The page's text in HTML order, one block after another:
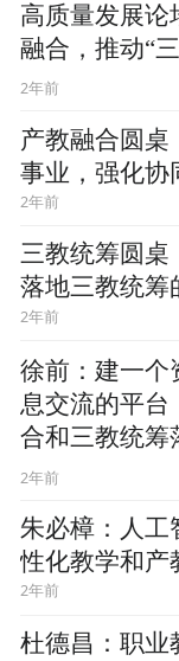
高质量发展论
融合，推动“
2年前
产教融合圆桌
事业，强化协
2年前
三教统筹圆桌
落地三教统筹
2年前
徐前：建一个
息交流的平台
合和三教统筹
2年前
朱必樟：人工
性化教学和产
2年前
杜德昌：职业